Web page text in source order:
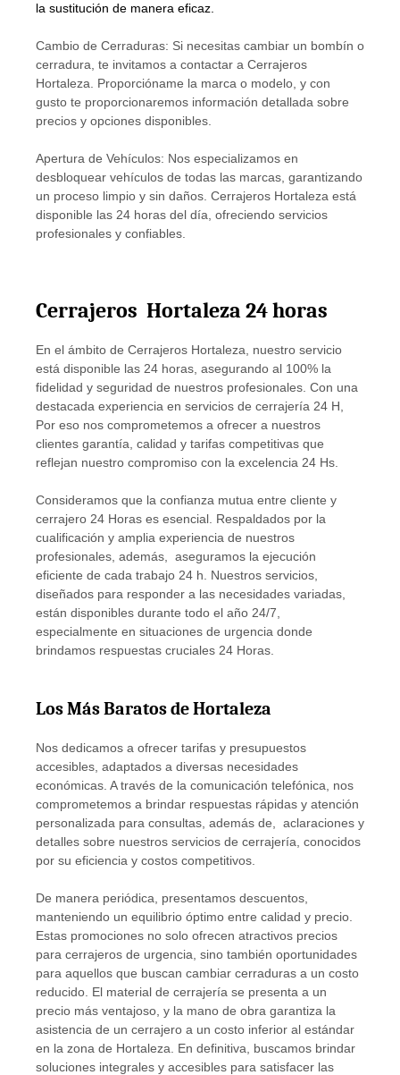
la sustitución de manera eficaz.
Cambio de Cerraduras: Si necesitas cambiar un bombín o
cerradura, te invitamos a contactar a Cerrajeros
Hortaleza. Proporcióname la marca o modelo, y con
gusto te proporcionaremos información detallada sobre
precios y opciones disponibles.
Apertura de Vehículos: Nos especializamos en
desbloquear vehículos de todas las marcas, garantizando
un proceso limpio y sin daños. Cerrajeros Hortaleza está
disponible las 24 horas del día, ofreciendo servicios
profesionales y confiables.
Cerrajeros Hortaleza 24 horas
En el ámbito de Cerrajeros Hortaleza, nuestro servicio
está disponible las 24 horas, asegurando al 100% la
fidelidad y seguridad de nuestros profesionales. Con una
destacada experiencia en servicios de cerrajería 24 H,
Por eso nos comprometemos a ofrecer a nuestros
clientes garantía, calidad y tarifas competitivas que
reflejan nuestro compromiso con la excelencia 24 Hs.
Consideramos que la confianza mutua entre cliente y
cerrajero 24 Horas es esencial. Respaldados por la
cualificación y amplia experiencia de nuestros
profesionales, además, aseguramos la ejecución
eficiente de cada trabajo 24 h. Nuestros servicios,
diseñados para responder a las necesidades variadas,
están disponibles durante todo el año 24/7,
especialmente en situaciones de urgencia donde
brindamos respuestas cruciales 24 Horas.
Los Más Baratos de Hortaleza
Nos dedicamos a ofrecer tarifas y presupuestos
accesibles, adaptados a diversas necesidades
económicas. A través de la comunicación telefónica, nos
comprometemos a brindar respuestas rápidas y atención
personalizada para consultas, además de, aclaraciones y
detalles sobre nuestros servicios de cerrajería, conocidos
por su eficiencia y costos competitivos.
De manera periódica, presentamos descuentos,
manteniendo un equilibrio óptimo entre calidad y precio.
Estas promociones no solo ofrecen atractivos precios
para cerrajeros de urgencia, sino también oportunidades
para aquellos que buscan cambiar cerraduras a un costo
reducido. El material de cerrajería se presenta a un
precio más ventajoso, y la mano de obra garantiza la
asistencia de un cerrajero a un costo inferior al estándar
en la zona de Hortaleza. En definitiva, buscamos brindar
soluciones integrales y accesibles para satisfacer las